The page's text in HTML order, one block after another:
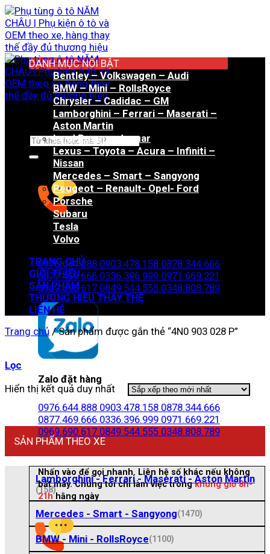
Bỏ
qua
nội
dung
Tìm
Hotline đặt hàng
0976.644.888 0903.478.158 0878.344.666
0877.469.666 0336.396.999 0971.669.221
0969.690.617 0849.544.555 0348.808.789
Zalo đặt hàng
0976.644.888 0903.478.158 0878.344.666
0877.469.666 0336.396.999 0971.669.221
0969.690.617 0849.544.555 0348.808.789
Nhấn vào để gọi nhanh. Liên hệ số khác nếu không
bắt máy. Chúng tôi chỉ làm việc trongkhung giờ 8h-
21hhằng ngày
DANH MỤC NỔI BẬT
Bentley – Volkswagen – Audi
BMW – Mini – RollsRoyce
Chrysler – Cadidac – GM
Lamborghini – Ferrari – Maserati –
Aston Martin
Land Rover – Jaguar
Lexus – Toyota – Acura – Infiniti –
Nissan
Mercedes – Smart – Sangyong
Peugeot – Renault- Opel- Ford
Porsche
Subaru
Tesla
Volvo
TRANG CHỦ
GIỚI THIỆU
SẢN PHẨM
THƯƠNG HIỆU THAY THẾ
LIÊN HỆ
Trang chủ /Sản phẩm được gắn thẻ “4N0 903 028 P”
Lọc
Hiển thị kết quả duy nhất
SẢN PHẨM THEO XE
Lamborghini - Ferrari - Maserati - Aston Martin
(158)
Mercedes - Smart - Sangyong(1470)
BMW - Mini - RollsRoyce(1100)